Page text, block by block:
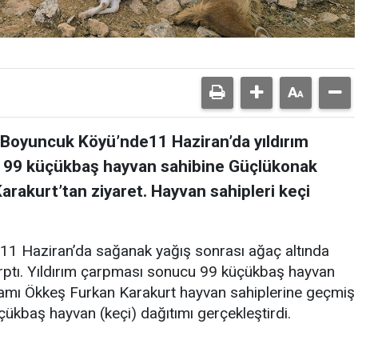
Köyü’nde11 Haziran’da yıldırım
küçükbaş hayvan sahibine Güçlükonak
ziyaret. Hayvan sahipleri keçi
Haziran’da sağanak yağış sonrası ağaç altında
Yıldırım çarpması sonucu 99 küçükbaş hayvan
Ökkeş Furkan Karakurt hayvan sahiplerine geçmiş
hayvan (keçi) dağıtımı gerçekleştirdi.